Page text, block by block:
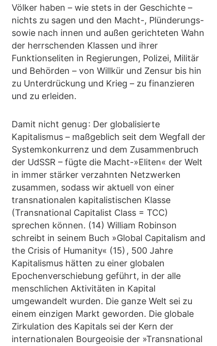
Völker haben – wie stets in der Geschichte –
nichts zu sagen und den Macht-, Plünderungs-
sowie nach innen und außen gerichteten Wahn
der herrschenden Klassen und ihrer
Funktionseliten in Regierungen, Polizei, Militär
und Behörden – von Willkür und Zensur bis hin
zu Unterdrückung und Krieg – zu finanzieren
und zu erleiden.
Damit nicht genug : Der globalisierte
Kapitalismus – maßgeblich seit dem Wegfall der
Systemkonkurrenz und dem Zusammenbruch
der UdSSR – fügte die Macht-»Eliten« der Welt
in immer stärker verzahnten Netzwerken
zusammen, sodass wir aktuell von einer
transnationalen kapitalistischen Klasse
(Transnational Capitalist Class = TCC)
sprechen können. (14) William Robinson
schreibt in seinem Buch »Global Capitalism and
the Crisis of Humanity« (15) , 500 Jahre
Kapitalismus hätten zu einer globalen
Epochenverschiebung geführt, in der alle
menschlichen Aktivitäten in Kapital
umgewandelt wurden. Die ganze Welt sei zu
einem einzigen Markt geworden. Die globale
Zirkulation des Kapitals sei der Kern der
internationalen Bourgeoisie der »Transnational